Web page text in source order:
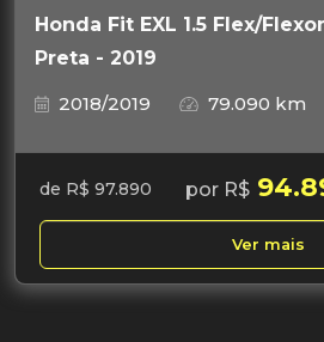
Honda Fit EXL 1.5 Flex/
Preta - 2019
2018/2019
79.090 km
de R$ 97.890 por R$
Ver mais